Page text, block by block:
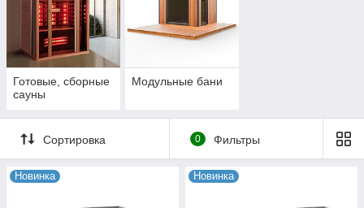
древесины
Готовые, сборные
сауны
Модульные бани
Сортировка 0 Фильтры
Новинка Новинка